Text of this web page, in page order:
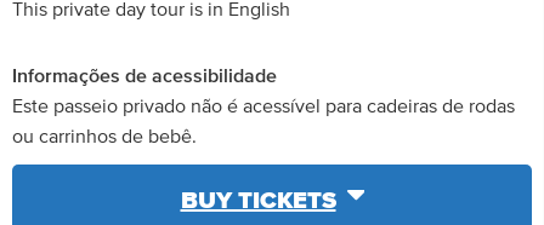
This private day tour is in English
Informações de acessibilidade
Este passeio privado não é acessível para cadeiras de rodas
ou carrinhos de bebê.
BUY TICKETS